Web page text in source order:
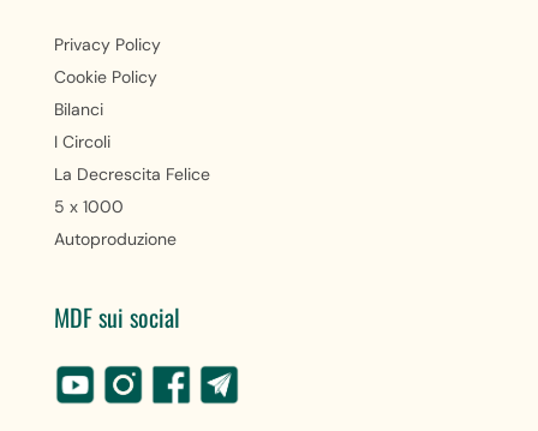
Privacy Policy
Cookie Policy
Bilanci
I Circoli
La Decrescita Felice
5 x 1000
Autoproduzione
MDF sui social